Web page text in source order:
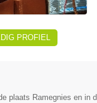
PROFIEL
plaats Ramegnies en in